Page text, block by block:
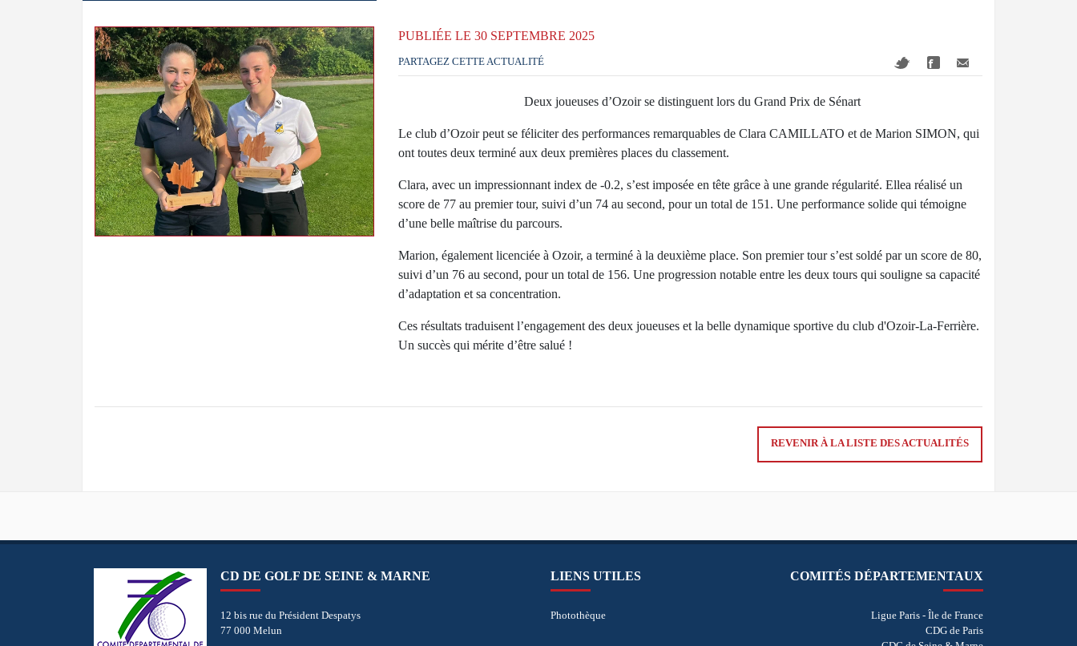
PUBLIÉE LE 30 SEPTEMBRE 2025
PARTAGEZ CETTE ACTUALITÉ
Deux joueuses d’Ozoir se distinguent lors du Grand Prix de Sénart
Le club d’Ozoir peut se féliciter des performances remarquables de Clara CAMILLATO et de Marion SIMON, qui
ont toutes deux terminé aux deux premières places du classement.
Clara, avec un impressionnant index de -0.2, s’est imposée en tête grâce à une grande régularité. Ellea réalisé un
score de 77 au premier tour, suivi d’un 74 au second, pour un total de 151. Une performance solide qui témoigne
d’une belle maîtrise du parcours.
Marion, également licenciée à Ozoir, a terminé à la deuxième place. Son premier tour s’est soldé par un score de 80,
suivi d’un 76 au second, pour un total de 156. Une progression notable entre les deux tours qui souligne sa capacité
d’adaptation et sa concentration.
Ces résultats traduisent l’engagement des deux joueuses et la belle dynamique sportive du club d'Ozoir-La-Ferrière.
Un succès qui mérite d’être salué !
REVENIR À LA LISTE DES ACTUALITÉS
CD DE GOLF DE SEINE & MARNE
12 bis rue du Président Despatys
77 000 Melun
LIENS UTILES
Photothèque
COMITÉS DÉPARTEMENTAUX
Ligue Paris - Île de France
CDG de Paris